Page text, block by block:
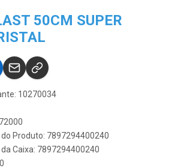
50CM SUPER
10270034
Produto: 7897294400240
Caixa: 7897294400240